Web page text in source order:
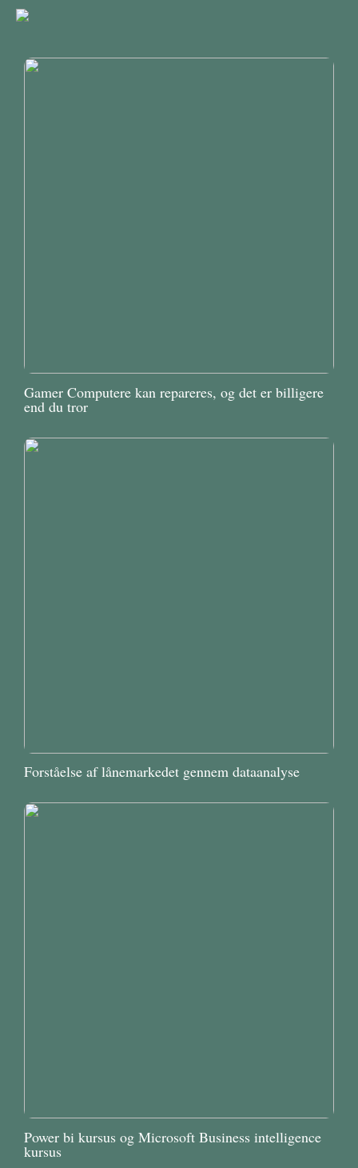
Gamer Computere kan repareres, og det er billigere
end du tror
Forståelse af lånemarkedet gennem dataanalyse
Power bi kursus og Microsoft Business intelligence
kursus